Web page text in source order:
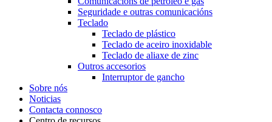
Seguridade e outras comunicacións
Teclado
Teclado de plástico
Teclado de aceiro inoxidable
Teclado de aliaxe de zinc
Outros accesorios
Interruptor de gancho
Sobre nós
Noticias
Contacta connosco